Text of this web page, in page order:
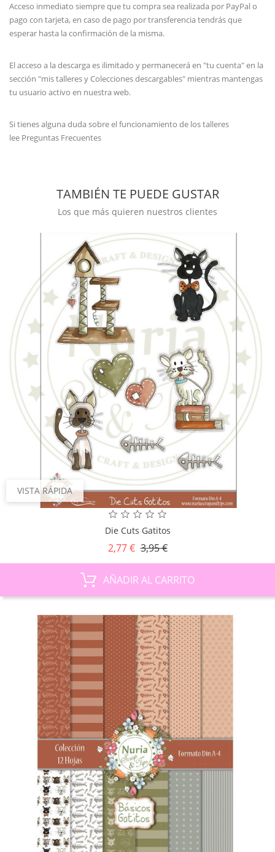
Acceso inmediato siempre que tu compra sea realizada por PayPal o
pago con tarjeta, en caso de pago por transferencia tendrás que
esperar hasta la confirmación de la misma.
El acceso a la descarga es ilimitado y permanecerá en "tu cuenta" en la
sección "mis talleres y Colecciones descargables" mientras mantengas
tu usuario activo en nuestra web.
Si tienes alguna duda sobre el funcionamiento de los talleres
lee Preguntas Frecuentes
TAMBIÉN TE PUEDE GUSTAR
Los que más quieren nuestros clientes
VISTA RÁPIDA
Die Cuts Gatitos
2,77 € Precio
3,95 €Precio
AÑADIR AL CARRITO